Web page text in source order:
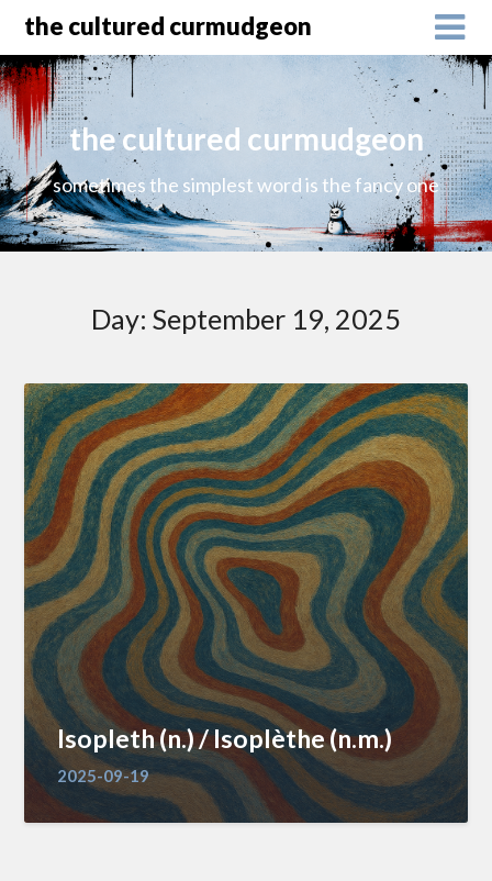
the cultured curmudgeon
the cultured curmudgeon
sometimes the simplest word is the fancy one
Day: September 19, 2025
Isopleth (n.) / Isoplèthe (n.m.)
2025-09-19